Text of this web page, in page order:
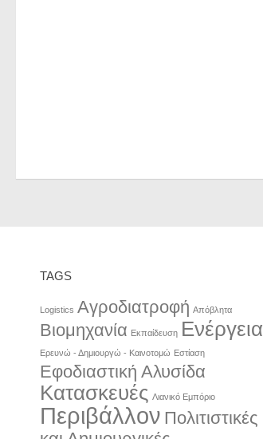
TAGS
Logistics Αγροδιατροφή Απόβλητα
Βιομηχανία Εκπαίδευση Ενέργεια
Ερευνώ - Δημιουργώ - Καινοτομώ Εστίαση
Εφοδιαστική Αλυσίδα
Κατασκευές Λιανικό Εμπόριο
Περιβάλλον Πολιτιστικές